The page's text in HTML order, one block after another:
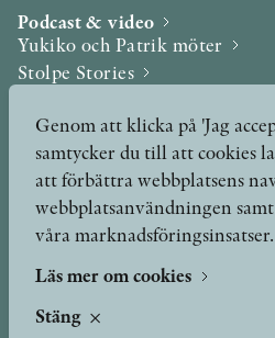
Podcast & video
Yukiko och Patrik möter
Stolpe Stories
Utmärkelser & Format
Utmärkelser
Övriga format
Genom att klicka på 'Jag
samtycker du till att cookies
att förbättra webbplatsens
webbplatsanvändningen
våra marknadsföringsinsatser.
Läs mer om cookies
Stäng